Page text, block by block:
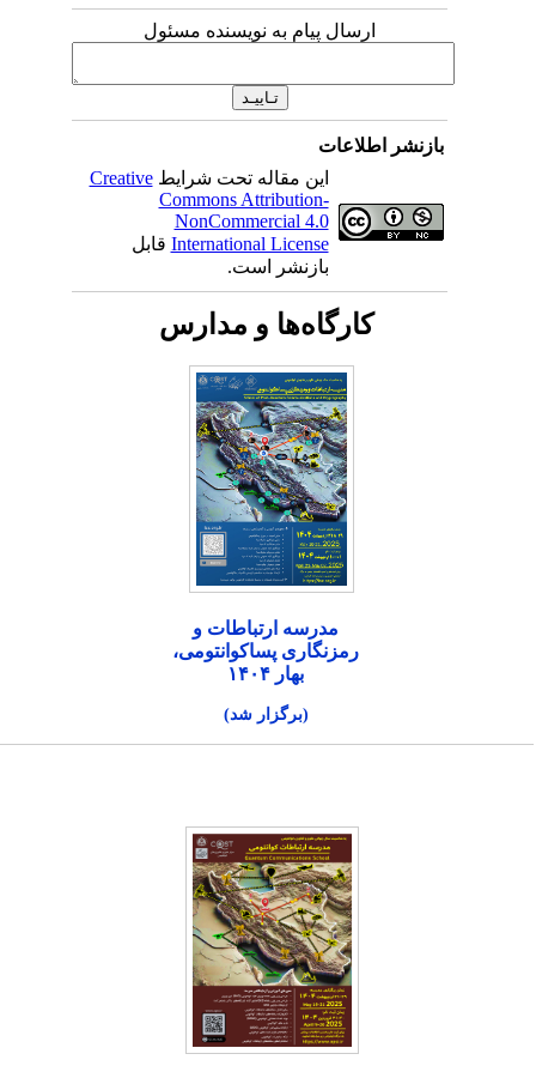
ارسال پیام به نویسنده مسئول
بازنشر اطلاعات
این مقاله تحت شرایطCreative
Commons Attribution-
NonCommercial 4.0
International Licenseقابل
بازنشر است.
کارگاه‌ها و مدارس
مدرسه ارتباطات و
رمزنگاری پساکوانتومی،
بهار ۱۴۰۴
(برگزار شد)